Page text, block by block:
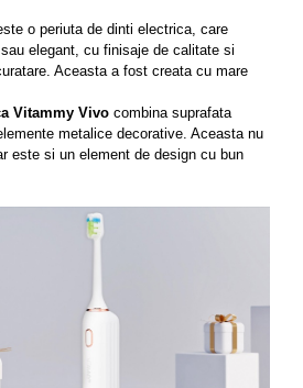
o periuta de dinti electrica, care
elegant, cu finisaje de calitate si
Aceasta a fost creata cu mare
Vitammy Vivo combina suprafata
metalice decorative. Aceasta nu
este si un element de design cu bun